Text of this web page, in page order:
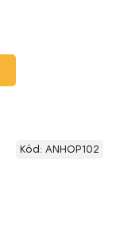
Kód: ANHOP102